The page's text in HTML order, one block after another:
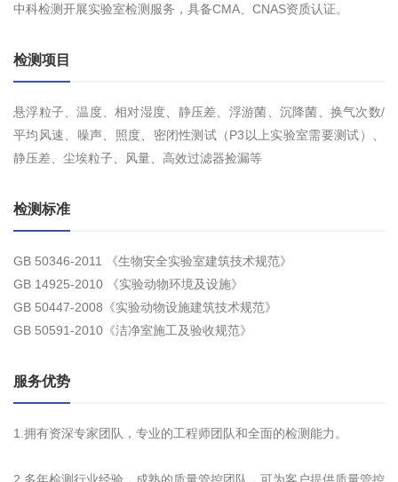
中科检测开展实验室检测服务，具备CMA、CNAS资质认证。
检测项目
悬浮粒子、温度、相对湿度、静压差、浮游菌、沉降菌、换气次数/
平均风速、噪声、照度、密闭性测试（P3以上实验室需要测试）、
静压差、尘埃粒子、风量、高效过滤器捡漏等
检测标准
GB 50346-2011 《生物安全实验室建筑技术规范》
GB 14925-2010 《实验动物环境及设施》
GB 50447-2008《实验动物设施建筑技术规范》
GB 50591-2010《洁净室施工及验收规范》
服务优势
1.拥有资深专家团队，专业的工程师团队和全面的检测能力。
2.多年检测行业经验，成熟的质量管控团队，可为客户提供质量管控